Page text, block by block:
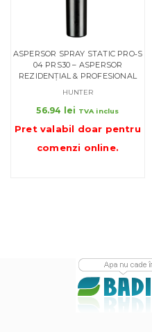
ASPERSOR SPRAY STATIC PRO‑S
04 PRS30 – ASPERSOR
REZIDENȚIAL & PROFESIONAL
HUNTER
56.94 lei TVA inclus
Pret valabil doar pentru
comenzi online.